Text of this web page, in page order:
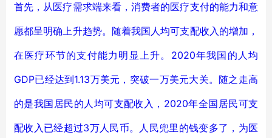
首先，从医疗需求端来看，消费者的医疗支付的能力和意
愿都呈明确上升趋势。随着我国人均可支配收入的增加，
在医疗环节的支付能力明显上升。2020年我国的人均
GDP已经达到1.13万美元，突破一万美元大关。随之走高
的是我国居民的人均可支配收入，2020年全国居民可支
配收入已经超过3万人民币。人民兜里的钱变多了，为医